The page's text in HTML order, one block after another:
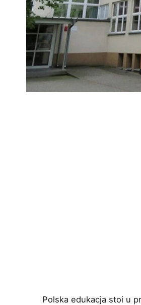
Polska edukacja stoi u